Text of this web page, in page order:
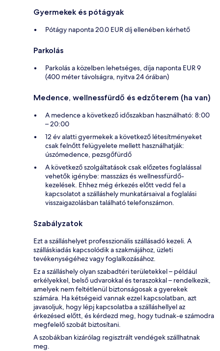
Gyermekek és pótágyak
Pótágy naponta 20.0 EUR díj ellenében kérhető
Parkolás
Parkolás a közelben lehetséges, díja naponta EUR 9
(400 méter távolságra, nyitva 24 órában)
Medence, wellnessfürdő és edzőterem (ha van)
A medence a következő időszakban használható: 8:00
– 20:00
12 év alatti gyermekek a következő létesítményeket
csak felnőtt felügyelete mellett használhatják:
úszómedence, pezsgőfürdő
A következő szolgáltatások csak előzetes foglalással
vehetők igénybe: masszázs és wellnessfürdő-
kezelések. Ehhez még érkezés előtt vedd fel a
kapcsolatot a szálláshely munkatársaival a foglalási
visszaigazolásban található telefonszámon.
Szabályzatok
Ezt a szálláshelyet professzionális szállásadó kezeli. A
szálláskiadás kapcsolódik a szakmájához, üzleti
tevékenységéhez vagy foglalkozásához.
Ez a szálláshely olyan szabadtéri területekkel – például
erkélyekkel, belső udvarokkal és teraszokkal – rendelkezik,
amelyek nem feltétlenül biztonságosak a gyerekek
számára. Ha kétségeid vannak ezzel kapcsolatban, azt
javasoljuk, hogy lépj kapcsolatba a szálláshellyel az
érkezésed előtt, és kérdezd meg, hogy tudnak-e számodra
megfelelő szobát biztosítani.
A szobákban kizárólag regisztrált vendégek szállhatnak
meg.